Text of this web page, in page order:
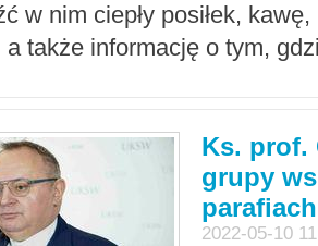
w nim ciepły posiłek,
a także informację o tym,
Ks. prof.
grupy
parafiach
2022-05-10